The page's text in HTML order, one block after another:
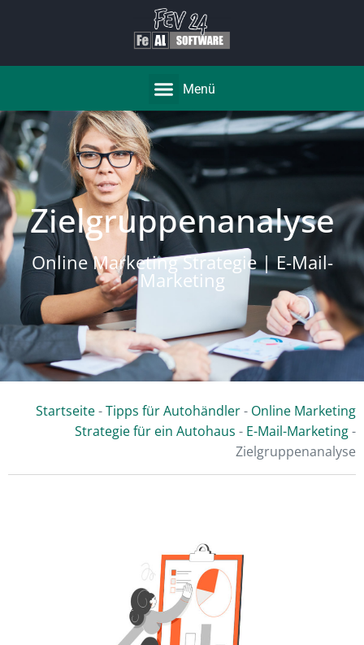
Menü
Zielgruppenanalyse
Online Marketing Strategie | E-Mail-
Marketing
Startseite-Tipps für Autohändler- Online Marketing
Strategie für ein Autohaus - E-Mail-Marketing-
Zielgruppenanalyse